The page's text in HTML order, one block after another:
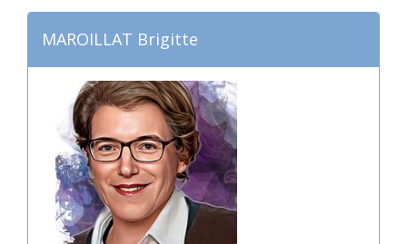
MAROILLAT Brigitte